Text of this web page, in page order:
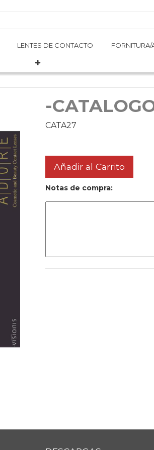
LENTES DE CONTACTO
LENTES DE CONTACTO
-
CATA27
Añadir al Carrito
Notas de compra: